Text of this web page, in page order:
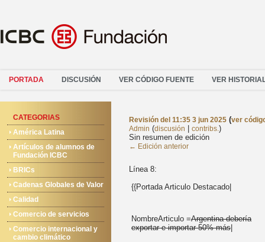
PORTADA DISCUSIÓN VER CÓDIGO FUENTE VER
CATEGORIAS
América Latina
Artículos de alumnos de
Fundación ICBC
BRICs
Cadenas Globales de Valor
Calidad
Comercio de servicios
Comercio internacional y
cambio climático
Revisión del 11:35 3 jun 2025 (ver
Admin (discusión contribs.)
Sin resumen de edición
← Edición anterior
Línea 8:
{{Portada Articulo Destacado|
NombreArticulo =Argentina debería
exportar e importar 50% más